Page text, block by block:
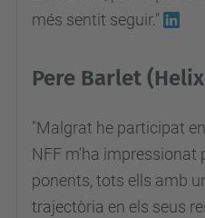
més sentit seguir."
Pere Barlet
"Malgrat he participat
NFF m'ha impressionat
ponents, tots ells amb
trajectòria en els seus